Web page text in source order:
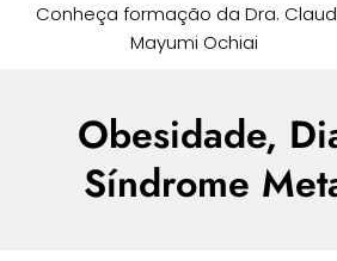
Conheça formação da Dra.
Mayumi Ochiai
Obesidade,
Síndrome